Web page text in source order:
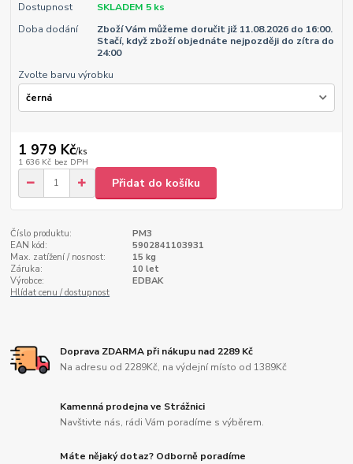
Dostupnost
SKLADEM 5 ks
Doba dodání
Zboží Vám můžeme doručit již 11.08.2026 do 16:00.
Stačí, když zboží objednáte nejpozději do zítra do
24:00
Zvolte barvu výrobku
1 979 Kč/ks
1 636 Kč bez DPH
Přidat do košíku
Číslo produktu:
PM3
EAN kód:
5902841103931
Max. zatížení / nosnost:
15 kg
Záruka:
10 let
Výrobce:
EDBAK
Hlídat cenu / dostupnost
Doprava ZDARMA při nákupu nad 2289 Kč
Na adresu od 2289Kč, na výdejní místo od 1389Kč
Kamenná prodejna ve Strážnici
Navštivte nás, rádi Vám poradíme s výběrem.
Máte nějaký dotaz? Odborně poradíme